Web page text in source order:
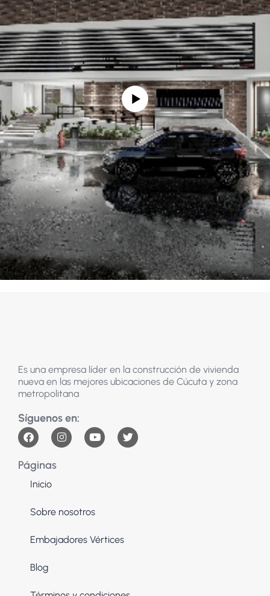
Es una empresa líder en la construcción de vivienda
nueva en las mejores ubicaciones de Cúcuta y zona
metropolitana
Páginas
Inicio
Sobre nosotros
Embajadores Vértices
Blog